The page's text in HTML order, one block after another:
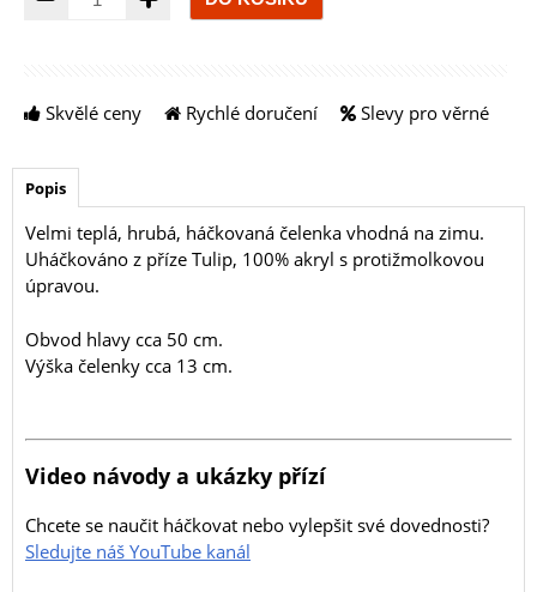
Skvělé ceny Rychlé doručení Slevy pro věrné
Popis
Velmi teplá, hrubá, háčkovaná čelenka vhodná na zimu.
Uháčkováno z příze Tulip, 100% akryl s protižmolkovou
úpravou.
Obvod hlavy cca 50 cm.
Výška čelenky cca 13 cm.
Video návody a ukázky přízí
Chcete se naučit háčkovat nebo vylepšit své dovednosti?
Sledujte náš YouTube kanál